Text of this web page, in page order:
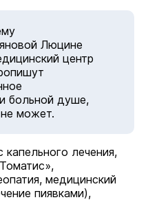
Люцине
центр
больной душе,
может.
капельного лечения,
медицинский
пиявками),